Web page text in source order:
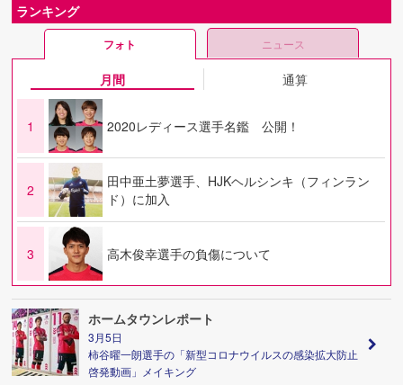
ランキング
フォト ニュース
月間 通算
1 2020レディース選手名鑑 公開！
2
田中亜土夢選手、HJKヘルシンキ（フィンラン
ド）に加入
3 高木俊幸選手の負傷について
ホームタウンレポート
3月5日
柿谷曜一朗選手の「新型コロナウイルスの感染拡大防止
啓発動画」メイキング